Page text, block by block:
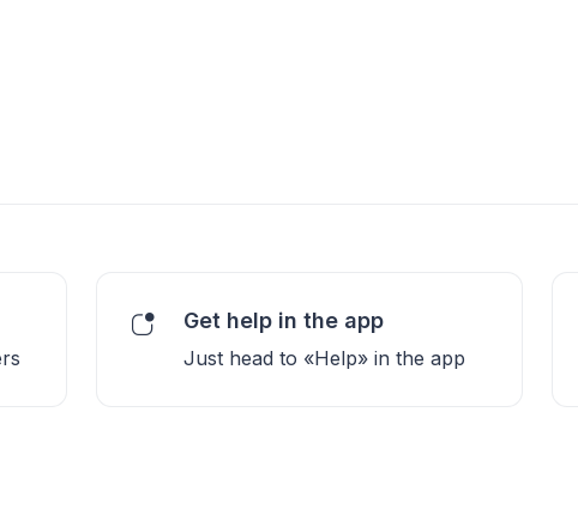
Get help in the app
Just head to «Help» in the app